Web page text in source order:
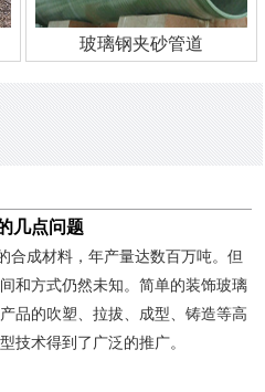
玻璃钢夹砂管道
几点问题
合成材料，年产量达数百万吨。但
和方式仍然未知。简单的装饰玻璃
品的吹塑、拉拔、成型、铸造等高
技术得到了广泛的推广。